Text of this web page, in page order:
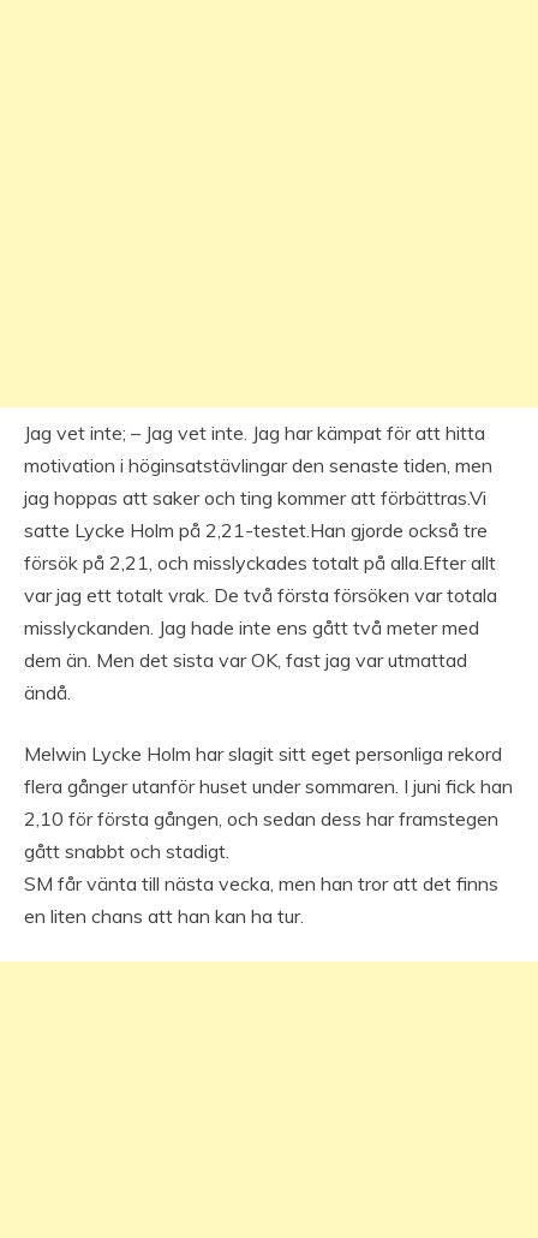
Jag vet inte; – Jag vet inte. Jag har kämpat för att hitta
motivation i höginsatstävlingar den senaste tiden, men
jag hoppas att saker och ting kommer att förbättras.Vi
satte Lycke Holm på 2,21-testet.Han gjorde också tre
försök på 2,21, och misslyckades totalt på alla.Efter allt
var jag ett totalt vrak. De två första försöken var totala
misslyckanden. Jag hade inte ens gått två meter med
dem än. Men det sista var OK, fast jag var utmattad
ändå.
Melwin Lycke Holm har slagit sitt eget personliga rekord
flera gånger utanför huset under sommaren. I juni fick han
2,10 för första gången, och sedan dess har framstegen
gått snabbt och stadigt.
SM får vänta till nästa vecka, men han tror att det finns
en liten chans att han kan ha tur.